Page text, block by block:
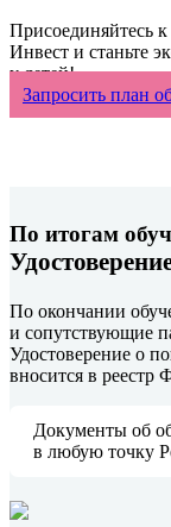
Присоединяйтесь
Инвест и станьте
у детей!
Запросить план
По итогам
По окончании
и сопутствующие
Удостоверение о
вносится в
Документы об
в любую точку